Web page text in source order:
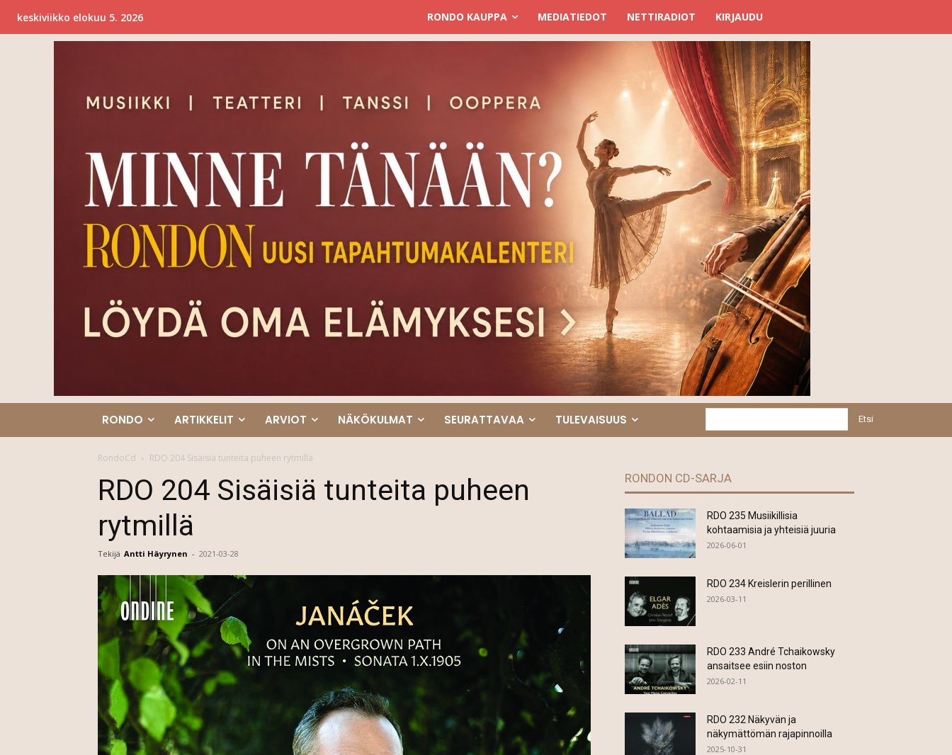
keskiviikko elokuu 5. 2026 RONDO KAUPPA MEDIATIEDOT NETTIRADIOT KIRJAUDU
RONDO ARTIKKELIT ARVIOT NÄKÖKULMAT SEURATTAVAA TULEVAISUUS Etsi
RondoCd RDO 204 Sisäisiä tunteita puheen rytmillä
RDO 204 Sisäisiä tunteita puheen
rytmillä
Tekijä Antti Häyrynen - 2021-03-28
RONDON CD-SARJA
RDO 235 Musiikillisia
kohtaamisia ja yhteisiä juuria
2026-06-01
RDO 234 Kreislerin perillinen
2026-03-11
RDO 233 André Tchaikowsky
ansaitsee esiin noston
2026-02-11
RDO 232 Näkyvän ja
näkymättömän rajapinnoilla
2025-10-31